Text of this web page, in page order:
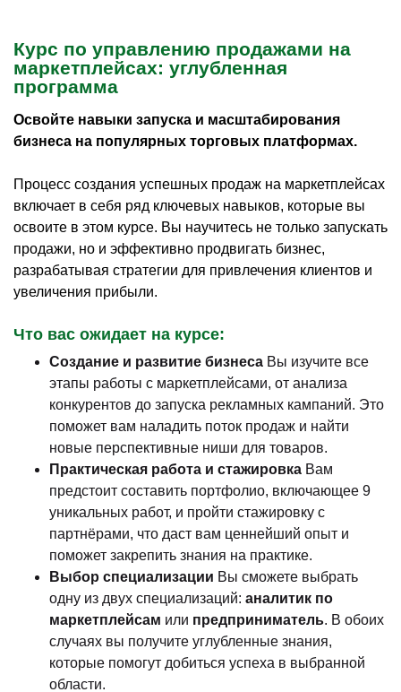
Курс по управлению продажами на
маркетплейсах: углубленная
программа
Освойте навыки запуска и масштабирования
бизнеса на популярных торговых платформах.
Процесс создания успешных продаж на маркетплейсах
включает в себя ряд ключевых навыков, которые вы
освоите в этом курсе. Вы научитесь не только запускать
продажи, но и эффективно продвигать бизнес,
разрабатывая стратегии для привлечения клиентов и
увеличения прибыли.
Что вас ожидает на курсе:
Создание и развитие бизнеса Вы изучите все
этапы работы с маркетплейсами, от анализа
конкурентов до запуска рекламных кампаний. Это
поможет вам наладить поток продаж и найти
новые перспективные ниши для товаров.
Практическая работа и стажировка Вам
предстоит составить портфолио, включающее 9
уникальных работ, и пройти стажировку с
партнёрами, что даст вам ценнейший опыт и
поможет закрепить знания на практике.
Выбор специализации Вы сможете выбрать
одну из двух специализаций: аналитик по
маркетплейсам или предприниматель. В обоих
случаях вы получите углубленные знания,
которые помогут добиться успеха в выбранной
области.